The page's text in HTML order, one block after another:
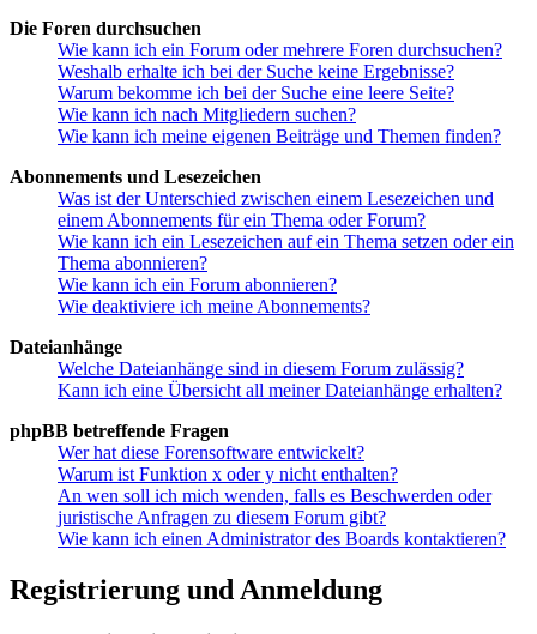
Die Foren durchsuchen
Wie kann ich ein Forum oder mehrere Foren durchsuchen?
Weshalb erhalte ich bei der Suche keine Ergebnisse?
Warum bekomme ich bei der Suche eine leere Seite?
Wie kann ich nach Mitgliedern suchen?
Wie kann ich meine eigenen Beiträge und Themen finden?
Abonnements und Lesezeichen
Was ist der Unterschied zwischen einem Lesezeichen und
einem Abonnements für ein Thema oder Forum?
Wie kann ich ein Lesezeichen auf ein Thema setzen oder ein
Thema abonnieren?
Wie kann ich ein Forum abonnieren?
Wie deaktiviere ich meine Abonnements?
Dateianhänge
Welche Dateianhänge sind in diesem Forum zulässig?
Kann ich eine Übersicht all meiner Dateianhänge erhalten?
phpBB betreffende Fragen
Wer hat diese Forensoftware entwickelt?
Warum ist Funktion x oder y nicht enthalten?
An wen soll ich mich wenden, falls es Beschwerden oder
juristische Anfragen zu diesem Forum gibt?
Wie kann ich einen Administrator des Boards kontaktieren?
Registrierung und Anmeldung